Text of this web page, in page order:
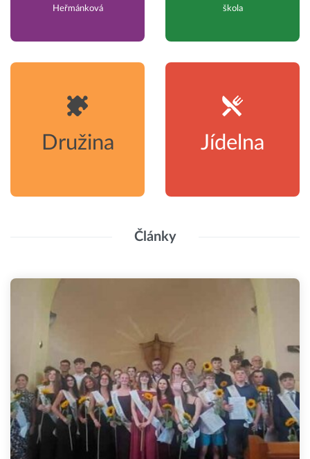
Heřmánková škola
Družina Jídelna
Články